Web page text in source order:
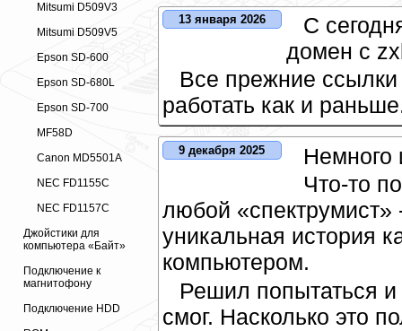
Mitsumi D509V3
Mitsumi D509V5
Epson SD-600
Epson SD-680L
Epson SD-700
MF58D
Canon MD5501A
NEC FD1155C
NEC FD1157C
Джойстики для
компьютера «Байт»
Подключение к
магнитофону
Подключение HDD
13 января 2026
С
домен с
Все прежние
работать как и
9 декабря 2025
Немного
Что-то
любой «спектрумист»
уникальная история
компьютером.
Решил попытаться
смог. Насколько это